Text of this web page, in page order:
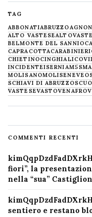
TAG
ABBONATIABRUZZO
ALTO VASTESE
BELMONTE DEL SANNIO
CAPRACOTTACARABINIERI
CHIETINOCINGHIALI
INCIDENTEISERNIAM5S
MOLISANOMOLISENEVE
SCHIAVI DI ABRUZZO
VASTESEVASTOVENAFRO
COMMENTI RECENTI
fiori”, la
nella “sua”
sentiero e restano